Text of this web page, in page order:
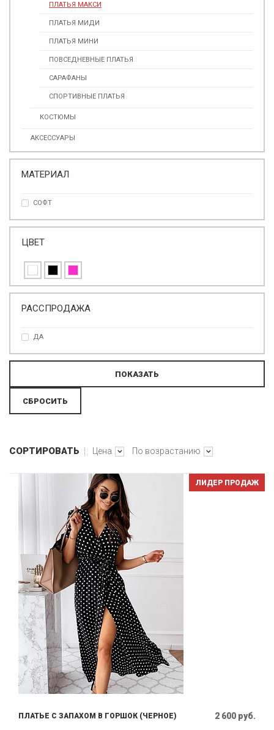
ПЛАТЬЯ МАКСИ
ПЛАТЬЯ МИДИ
ПЛАТЬЯ МИНИ
ПОВСЕДНЕВНЫЕ ПЛАТЬЯ
САРАФАНЫ
СПОРТИВНЫЕ ПЛАТЬЯ
КОСТЮМЫ
АКСЕССУАРЫ
МАТЕРИАЛ
СОФТ
ЦВЕТ
РАССПРОДАЖА
ДА
СОРТИРОВАТЬ Цена По возрастанию
ЛИДЕР ПРОДАЖ
ПЛАТЬЕ С ЗАПАХОМ В ГОРШОК (ЧЕРНОЕ) 2 600 руб.